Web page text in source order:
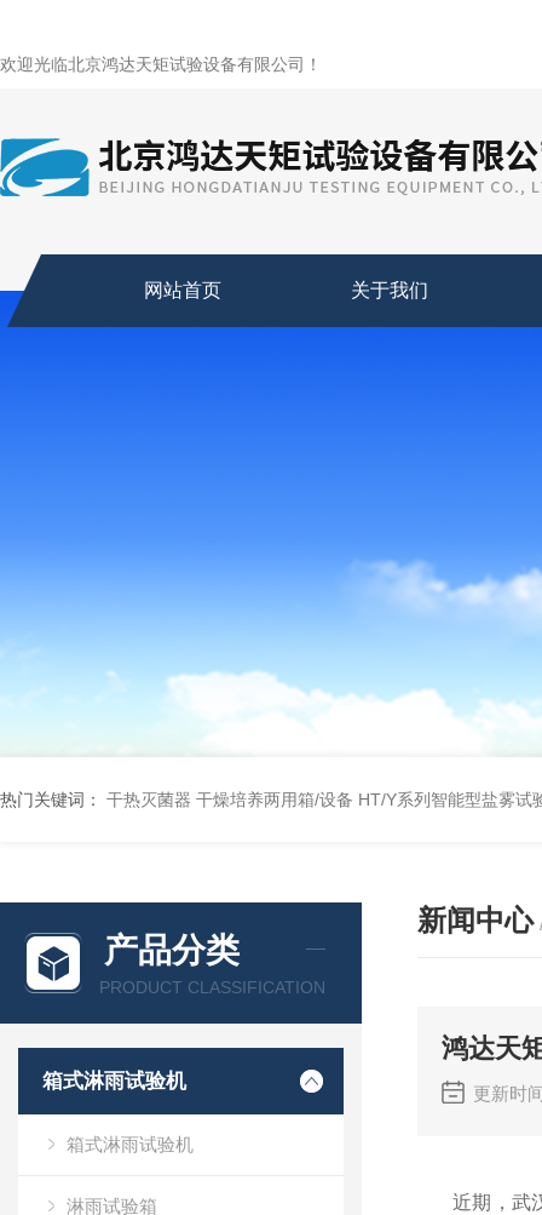
欢迎光临北京鸿达天矩试验设备有限公司！
网站首页 关于我们
热门关键词： 干热灭菌器 干燥培养两用箱/设备 HT/Y系列智能型盐雾试
产品分类
PRODUCT CLASSIFICATION
箱式淋雨试验机
箱式淋雨试验机
淋雨试验箱
新闻中心
鸿达天
更新时
近期，武汉